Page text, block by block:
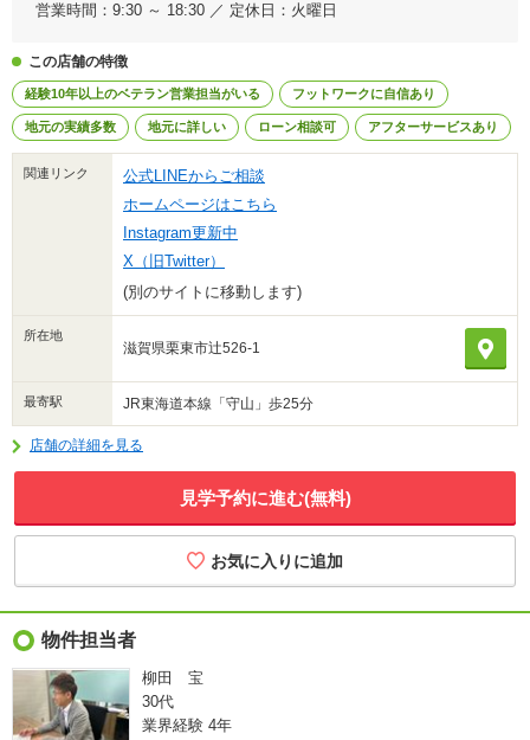
営業時間：9:30 ～ 18:30 ／ 定休日：火曜日
この店舗の特徴
経験10年以上のベテラン営業担当がいる フットワークに自信あり
地元の実績多数 地元に詳しい ローン相談可 アフターサービスあり
関連リンク
公式LINEからご相談
ホームページはこちら
Instagram更新中
X（旧Twitter）
(別のサイトに移動します)
所在地
滋賀県栗東市辻526-1
最寄駅 JR東海道本線「守山」歩25分
店舗の詳細を見る
見学予約に進む(無料)
物件担当者
柳田 宝
30代
業界経験 4年